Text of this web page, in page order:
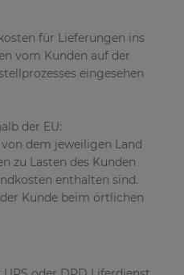
für Lieferungen ins
vom Kunden auf der
eingesehen
der EU:
dem jeweiligen Land
zu Lasten des Kunden
enthalten sind.
Kunde beim örtlichen